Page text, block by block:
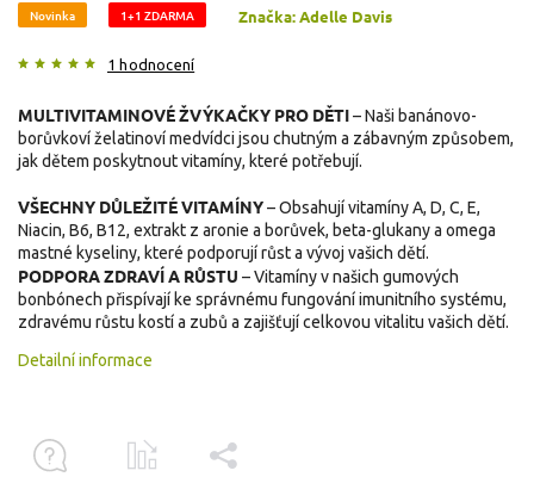
Novinka 1+1 ZDARMA
1 hodnocení
Značka:Adelle Davis
MULTIVITAMINOVÉ ŽVÝKAČKY PRO DĚTI– Naši banánovo-
borůvkoví želatinoví medvídci jsou chutným a zábavným způsobem,
jak dětem poskytnout vitamíny, které potřebují.
VŠECHNY DŮLEŽITÉ VITAMÍNY– Obsahují vitamíny A, D, C, E,
Niacin, B6, B12, extrakt z aronie a borůvek, beta-glukany a omega
mastné kyseliny, které podporují růst a vývoj vašich dětí.
PODPORA ZDRAVÍ A RŮSTU – Vitamíny v našich gumových
bonbónech přispívají ke správnému fungování imunitního systému,
zdravému růstu kostí a zubů a zajišťují celkovou vitalitu vašich dětí.
Detailní informace